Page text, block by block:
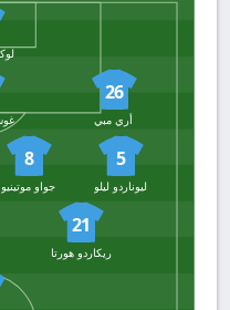
26
أري مبي
5
ليوناردو ليلو
8
جواو موتينيو
21
ريكاردو هورتا